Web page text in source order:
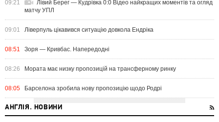
09:21
Лівий Берег — Кудрівка 0:0 Відео найкращих моментів та огляд
матчу УПЛ
09:01 Ліверпуль цікавився ситуацію довкола Ендріка
08:51 Зоря — Кривбас. Напередодні
08:26 Мората має низку пропозицій на трансферному ринку
08:05 Барселона зробила нову пропозицію щодо Родрі
АНГЛІЯ. НОВИНИ